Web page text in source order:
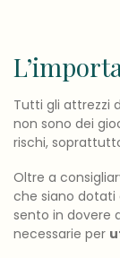
Tutti gli attrezzi
non sono dei
rischi,
Oltre a
che siano dotati
sento in dovere
necessarie per